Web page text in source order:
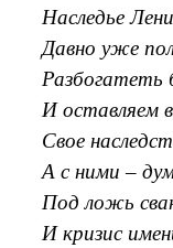
Наследье
Давно уже
Разбогатеть
И оставляем
Свое
А с ними –
Под ложь
И кризис